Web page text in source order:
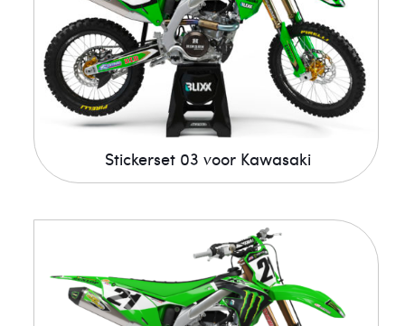
Stickerset 03 voor Kawasaki